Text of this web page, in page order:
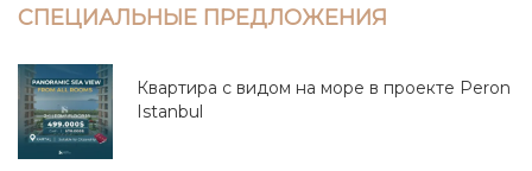
СПЕЦИАЛЬНЫЕ ПРЕДЛОЖЕНИЯ
Квартира с видом на море в проекте Peron
Istanbul